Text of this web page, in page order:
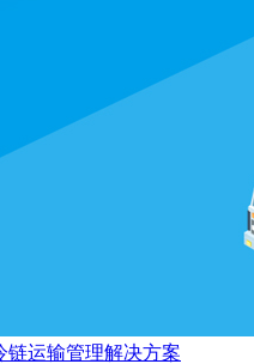
链运输管理解决方案